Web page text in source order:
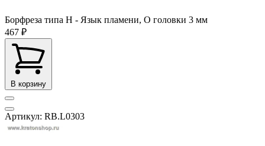
Борфреза типа H - Язык пламени, O головки 3 мм
467 ₽
В корзину
Артикул: RB.L0303